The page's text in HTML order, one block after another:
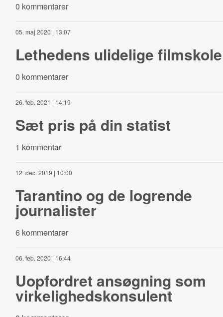
0 kommentarer
05. maj 2020 | 13:07
Lethedens ulidelige filmskole
0 kommentarer
26. feb. 2021 | 14:19
Sæt pris på din statist
1 kommentar
12. dec. 2019 | 10:00
Tarantino og de logrende
journalister
6 kommentarer
06. feb. 2020 | 16:44
Uopfordret ansøgning som
virkelighedskonsulent